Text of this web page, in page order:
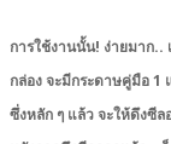
การใช้งานนั้น! ง่ายมาก
กล่อง จะมีกระดาษคู่มือ 1
ซึ่งหลัก ๆ แล้ว จะให้ดึงซี